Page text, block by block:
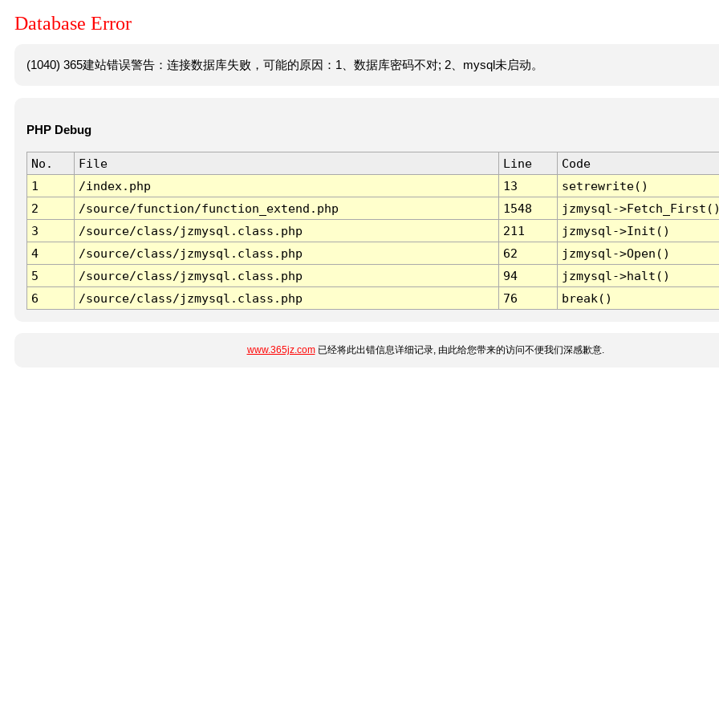
Database Error
(1040) 365建站错误警告：连接数据库失败，可能的原因：1、数据库密码不对; 2、mysql未启动。
PHP Debug
No. File Line
Code
1
/index.php 13
setrewrite()
2
/source/function/function_extend.php 1548
jzmysql-
3
/source/class/jzmysql.class.php 211
jzmysql->Init()
4
/source/class/jzmysql.class.php 62
jzmysql->Open()
5
/source/class/jzmysql.class.php 94
jzmysql->halt()
6
/source/class/jzmysql.class.php 76 break()
www.365jz.com已经将此出错信息详细记录, 由此给您带来的访问不便我们深感歉意.